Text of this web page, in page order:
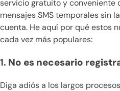
servicio gratuito y conveniente
mensajes SMS temporales sin
cuenta. He aquí por qué estos
cada vez más populares:
1. No es necesario
Diga adiós a los largos